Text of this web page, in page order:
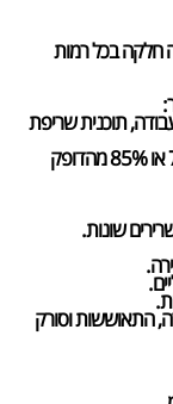
חלקה בכל רמות
הספק עבודה, תוכנית שריפת
4 תוכניות בקרת דופק ברמות של 55%, 65%, 75% או 85% מהדופק
שונות.
התאוששות וסורק
או גיינר